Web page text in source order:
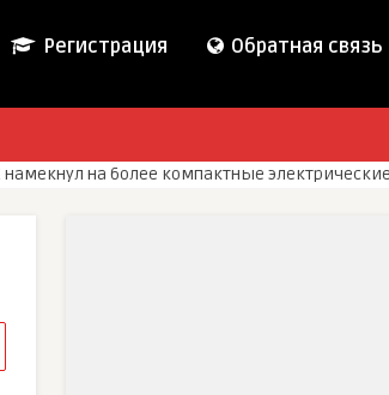
Регистрация Обратная связь
намекнул на более компактные